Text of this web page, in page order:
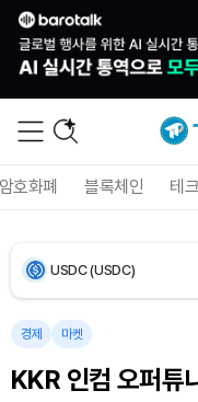
호화폐 블록체인 테크
Ethereum (ETH)
XRP (XRP)
Solana (SOL)
TRON (TRX)
경제 마켓
KKR 인컴 오퍼